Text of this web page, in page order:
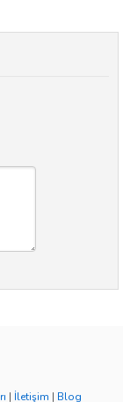
| İletişim | Blog